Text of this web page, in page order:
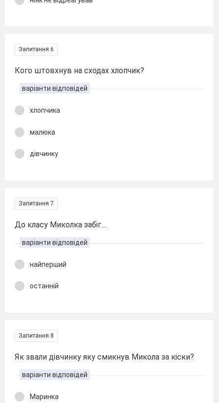
Запитання 6
Кого штовхнув на сходах хлопчик?
варіанти відповідей
хлопчика
малюка
дівчинку
Запитання 7
До класу Миколка забіг....
варіанти відповідей
найперший
останній
Запитання 8
Як звали дівчинку яку смикнув Микола за кіски?
варіанти відповідей
Маринка